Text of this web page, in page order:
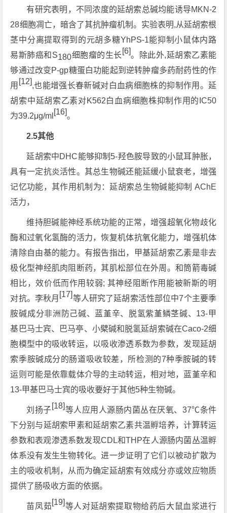
有研究表明，不同浓度的延胡索总碱均能诱导MKN-2
28细胞凋亡，暗含了其抗肿瘤机制。实验表明,从延胡索根
茎中分离提取得到的元胡多糖YhPS-1能抑制小鼠体内路
易斯肺癌和S180细胞瘤的生长 [6]。除此外,延胡索乙素能
够通过改变P-gp糖蛋白功能起到逆转肿瘤多药耐药性的作
用 [12],也能增强长春新碱对白血病细胞株的抑制作用。延
胡索中延胡索乙素对K562白血病细胞株抑制作用的IC50
为39.2μg/ml [16]。
2.5其他
延胡索中DHC能够抑制5-羟色胺导致的小鼠耳肿胀，
具有一定抗炎活性。其总生物碱还能延缓小鼠衰老，增强
记忆功能，其作用机制为：延胡索总生物碱能抑制 AChE
活力，
维持胆碱能神经系统功能的正常，增强超氧化物歧化
酶和过氧化氢酶的活力，恢复机体抗氧化能力，增强机体
清除自由基的能力。有报告指出，甲基延胡索乙素是非去
极化型神经肌肉阻断药，其肌松部位在外周。和筒箭毒碱
相比，效价低而作用较弱; 其神经阻断作用能被新斯的明
对抗。李秋月 [17]等人研究了延胡索活性部位中7个主要季
胺碱成分非洲防己碱、蓝堇辛、脱氢紫堇鳞茎碱、13-甲
基巴马士宾、巴马亭、小檗碱和脱氢延胡索碱在Caco-2细
胞模型中的吸收转运，以吸收渗透系数为参数，发现延胡
索季胺碱成分的肠道吸收较差，所检测的7种季胺碱的转
运则可能是依靠载体介导的主动转运，相对地，蓝堇辛和
13-甲基巴马士宾的吸收要好于其他5种生物碱。
刘扬子[18]等人应用人源肠内菌丛在厌氧、37℃条件
下分别与延胡索甲素和延胡索乙素共温孵培养，计算转运
参数和表观渗透系数发现CDL和THP在人源肠内菌丛温孵
体系没有发生生物转化。进一步证明了它们以被动扩散为
主的吸收机制，从而为确定延胡索有效成分亦或效应物质
提供了肠吸收方面的依据。
苗凤茹[19]等人对延胡索提取物给药后大鼠血浆进行